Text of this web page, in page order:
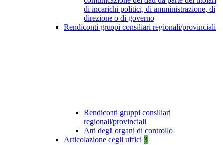
di incarichi politici, di amministrazione, di
direzione o di governo
Rendiconti gruppi consiliari regionali/provinciali
Rendiconti gruppi consiliari
regionali/provinciali
Atti degli organi di controllo
Articolazione degli uffici 3